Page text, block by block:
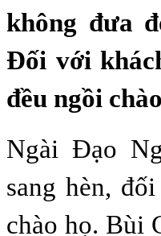
không đưa
Đối với
đều ngồi
Ngài Đạo
sang hèn,
chào họ. Bùi